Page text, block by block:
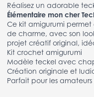
Réalisez un adorable
Élémentaire mon cher
Ce kit amigurumi
de charme, avec son
projet créatif original,
Kit crochet amigurumi
Modèle teckel avec
Création originale et
Parfait pour les